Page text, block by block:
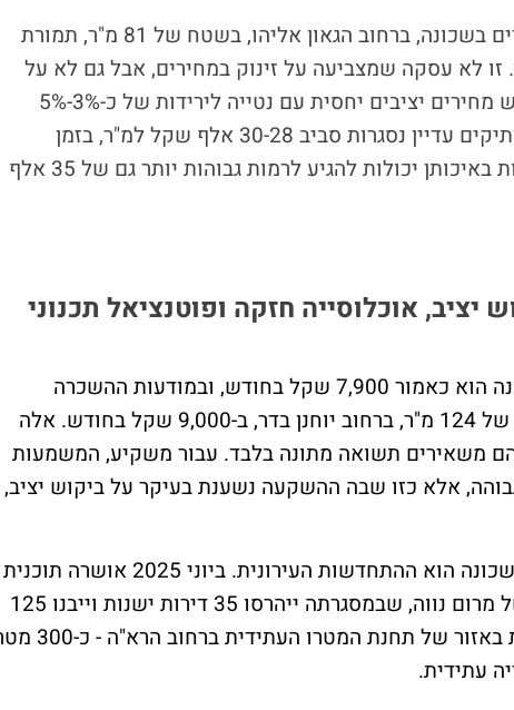
בפברואר האחרון נמכרה דירת שלושה חדרים בשכונה, ברחוב הגאון אליהו, בשטח של 81 מ"ר, תמורת
אלף שקל למ"ר. זו לא עסקה שמצביעה על זינוק במחירים, אבל גם לא על
התרסקות. היא מצביעה על כך שבשכונה יש מחירים יציבים יחסית עם נטייה לירידות של כ-3%-5%
בשנה. מכירות של דירות רגילות בבניינים ותיקים עדיין נסגרות סביב 30-28 אלף שקל למ"ר, בזמן
שדירות חדשות יותר, גבוהות יותר או חריגות באיכותן יכולות להגיע לרמות גבוהות יותר גם של 35 אלף
אוכלוסייה חזקה ופוטנציאל תכנוני
בצד השכירות, המחיר הממוצע לדירה בשכונה הוא כאמור 7,900 שקל בחודש, ובמודעות ההשכרה
מופיעה למשל דירת חמישה חדרים, בשטח של 124 מ"ר, ברחוב יוחנן בדר, ב-9,000 שקל בחודש. אלה
הם משאירים תשואה מתונה בלבד. עבור משקיע, המשמעות
אלא כזו שבה ההשקעה נשענת בעיקר על ביקוש יציב,
אחד הגורמים שממשיכים לתמוך במחירי השכונה הוא ההתחדשות העירונית. ביוני 2025 אושרה תוכנית
פינוי-בינוי במתחם תרצה-ירושלים, בגבול של מרום נווה, שבמסגרתה ייהרסו 35 דירות ישנות וייבנו 125
דירות חדשות במגדל בן 25 קומות. התוכנית באזור של תחנת המטרו
עתידית.